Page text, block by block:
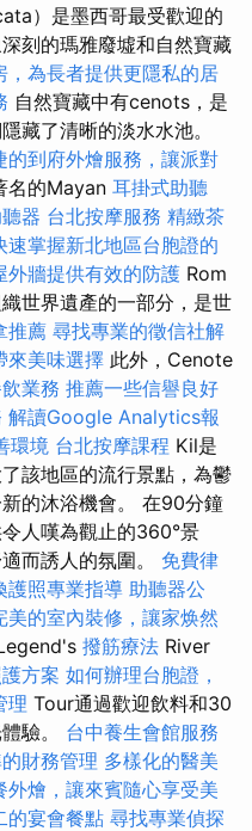
）是墨西哥最受歡迎的
刻的瑪雅廢墟和自然寶藏
，為長者提供更隱私的居
自然寶藏中有cenots，是
藏了清晰的淡水水池。
的到府外燴服務，讓派對
名的Mayan 耳掛式助聽
器 台北按摩服務 精緻茶
速掌握新北地區台胞證的
外牆提供有效的防護 Rom
世界遺產的一部分，是世
推薦 尋找專業的徵信社解
來美味選擇 此外，Cenote
業務 推薦一些信譽良好
解讀Google Analytics報
環境 台北按摩課程 Kil是
該地區的流行景點，為鬱
的沐浴機會。 在90分鐘
人嘆為觀止的360°景
而誘人的氛圍。 免費律
護照專業指導 助聽器公
美的室內裝修，讓家焕然
撥筋療法 River
方案 如何辦理台胞證，
理 Tour通過歡迎飲料和30
驗。 台中養生會館服務
財務管理 多樣化的醫美
外燴，讓來賓隨心享受美
的宴會餐點 尋找專業偵探